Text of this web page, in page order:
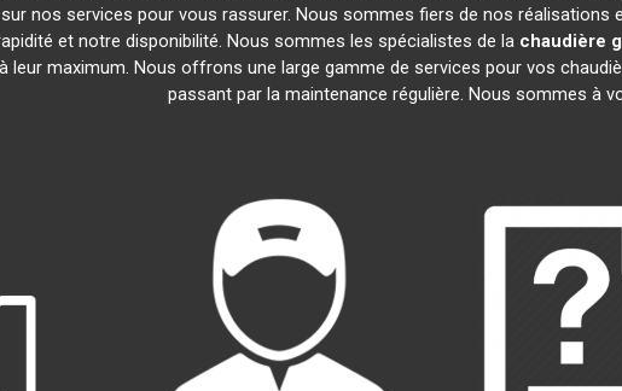
nos services pour vous rassurer. Nous sommes fiers de nos
et notre disponibilité. Nous sommes les spécialistes de la chaudière
maximum. Nous offrons une large gamme de services pour vos
passant par la maintenance régulière. Nous sommes à